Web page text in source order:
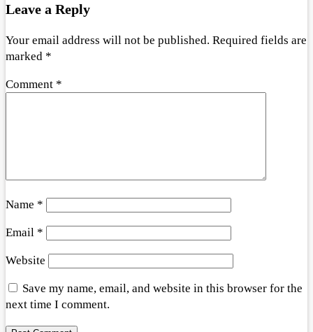
Leave a Reply
Your email address will not be published. Required fields are
marked *
Comment *
Name *
Email *
Website
Save my name, email, and website in this browser for the
next time I comment.